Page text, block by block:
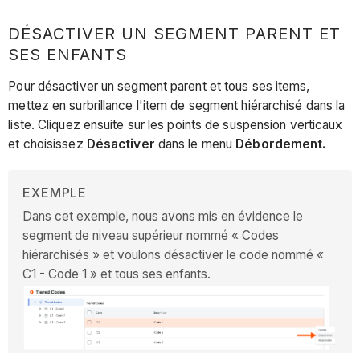
DÉSACTIVER UN SEGMENT PARENT ET
SES ENFANTS
Pour désactiver un segment parent et tous ses items,
mettez en surbrillance l'item de segment hiérarchisé dans la
liste. Cliquez ensuite sur les points de suspension verticaux
et choisissez Désactiver dans le menu Débordement.
EXEMPLE
Dans cet exemple, nous avons mis en évidence le
segment de niveau supérieur nommé « Codes
hiérarchisés » et voulons désactiver le code nommé «
C1 - Code 1 » et tous ses enfants.